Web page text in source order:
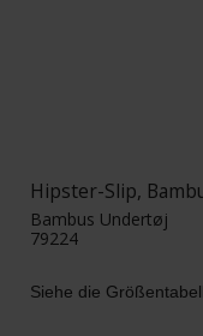
Hipster-Slip,
Bambus Undertøj
79224
Siehe die